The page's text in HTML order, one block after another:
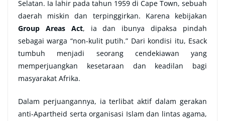
Selatan. Ia lahir pada tahun 1959 di Cape Town, sebuah
daerah miskin dan terpinggirkan. Karena kebijakan
Group Areas Act, ia dan ibunya dipaksa pindah
sebagai warga “non-kulit putih.” Dari kondisi itu, Esack
tumbuh menjadi seorang cendekiawan yang
memperjuangkan kesetaraan dan keadilan bagi
masyarakat Afrika.
Dalam perjuangannya, ia terlibat aktif dalam gerakan
anti-Apartheid serta organisasi Islam dan lintas agama,